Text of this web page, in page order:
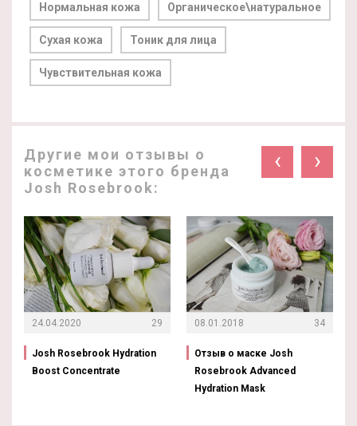
Нормальная кожа Органическое\натуральное
Сухая кожа Тоник для лица
Чувствительная кожа
Другие мои отзывы о
косметике этого бренда
Josh Rosebrook:
‹ ›
24.04.2020 29
Josh Rosebrook Hydration
Boost Concentrate
08.01.2018 34
Отзыв о маске Josh
Rosebrook Advanced
Hydration Mask